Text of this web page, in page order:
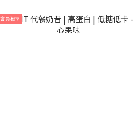
會員獨享